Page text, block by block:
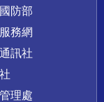
防部
務網
訊社
理處